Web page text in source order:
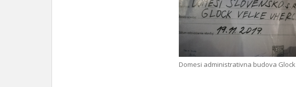
Domesi administrativna budova Glock